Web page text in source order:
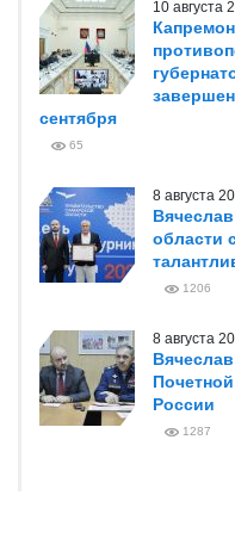
10 августа
сентября
65
8 августа
области
1206
8 августа
России
1287